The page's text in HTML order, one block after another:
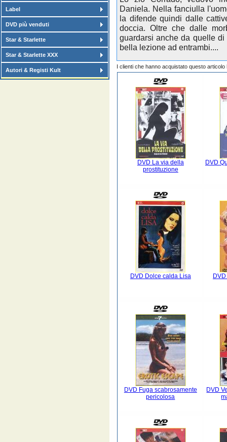
Label
DVD più venduti
Star & Starlette
Star & Starlette XXX
Autori & Registi Kult
Daniela. Nella fanciulla
la difende quindi dalle
doccia. Oltre che dalle
guardarsi anche da quelle
bella lezione ad entrambi....
I clienti che hanno acquistato questo
DVD La via della
prostituzione
DVD
DVD Dolce calda Lisa
DVD Fuga scabrosamente
pericolosa
DVD